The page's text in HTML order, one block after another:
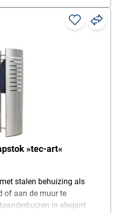
»tec-art«
stalen behuizing als
of aan de muur te
in elegant